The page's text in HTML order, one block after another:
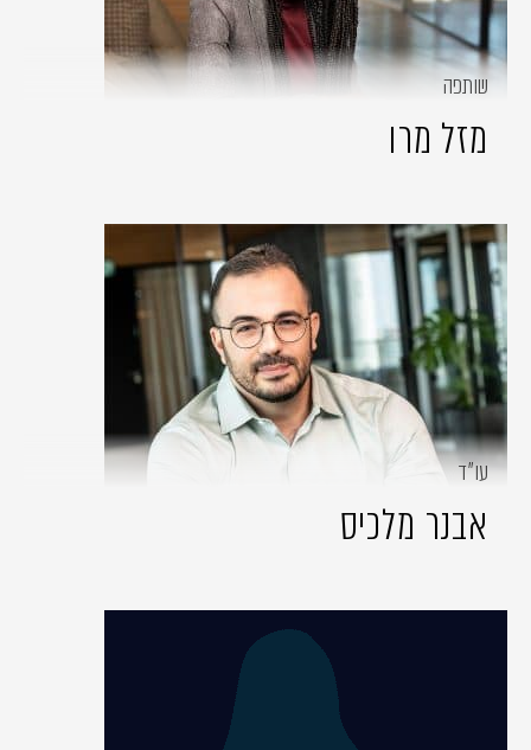
שותפה
מזל מרו
עו״ד
אבנר מלכיס